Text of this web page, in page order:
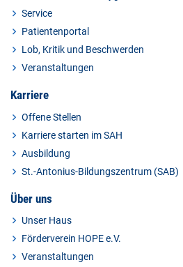
Service
Patientenportal
Lob, Kritik und Beschwerden
Veranstaltungen
Karriere
Offene Stellen
Karriere starten im SAH
Ausbildung
St.-Antonius-Bildungszentrum (SAB)
Über uns
Unser Haus
Förderverein HOPE e.V.
Veranstaltungen